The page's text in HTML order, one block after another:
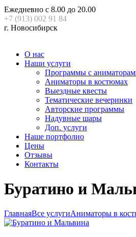
Ежедневно с 8.00 до 20.00
+7 (913) 002 91 84
г. Новосибирск
О нас
Наши услуги
Программы с
Аниматоры в костюмах
Выездные квесты
Тематические вечеринки
Авторские программы
Надувные шары
Доп. услуги
Наше портфолио
Цены
Отзывы
Контакты
Буратино и
ГлавнаяВсе услугиАниматоры в